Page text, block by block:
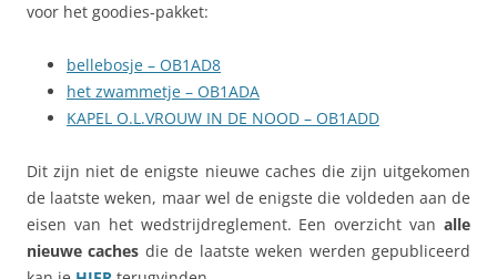
voor het goodies-pakket:
bellebosje – OB1AD8
het zwammetje – OB1ADA
KAPEL O.L.VROUW IN DE NOOD – OB1ADD
Dit zijn niet de enigste nieuwe caches die zijn uitgekomen
de laatste weken, maar wel de enigste die voldeden aan de
eisen van het wedstrijdreglement. Een overzicht van alle
nieuwe caches die de laatste weken werden gepubliceerd